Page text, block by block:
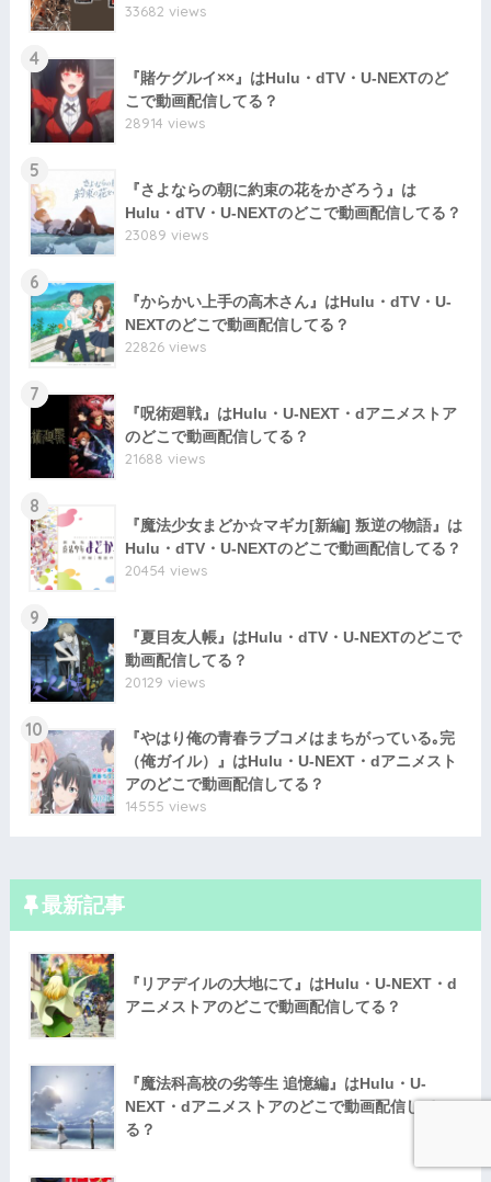
33682 views
4
『賭ケグルイ××』はHulu・dTV・U-NEXTのど
こで動画配信してる？
28914 views
5
『さよならの朝に約束の花をかざろう』は
Hulu・dTV・U-NEXTのどこで動画配信してる？
23089 views
6
『からかい上手の高木さん』はHulu・dTV・U-
NEXTのどこで動画配信してる？
22826 views
7
『呪術廻戦』はHulu・U-NEXT・dアニメストア
のどこで動画配信してる？
21688 views
8
『魔法少女まどか☆マギカ[新編] 叛逆の物語』は
Hulu・dTV・U-NEXTのどこで動画配信してる？
20454 views
9
『夏目友人帳』はHulu・dTV・U-NEXTのどこで
動画配信してる？
20129 views
10
『やはり俺の青春ラブコメはまちがっている｡完
（俺ガイル）』はHulu・U-NEXT・dアニメスト
アのどこで動画配信してる？
14555 views
最新記事
『リアデイルの大地にて』はHulu・U-NEXT・d
アニメストアのどこで動画配信してる？
『魔法科高校の劣等生 追憶編』はHulu・U-
NEXT・dアニメストアのどこで動画配信して
る？